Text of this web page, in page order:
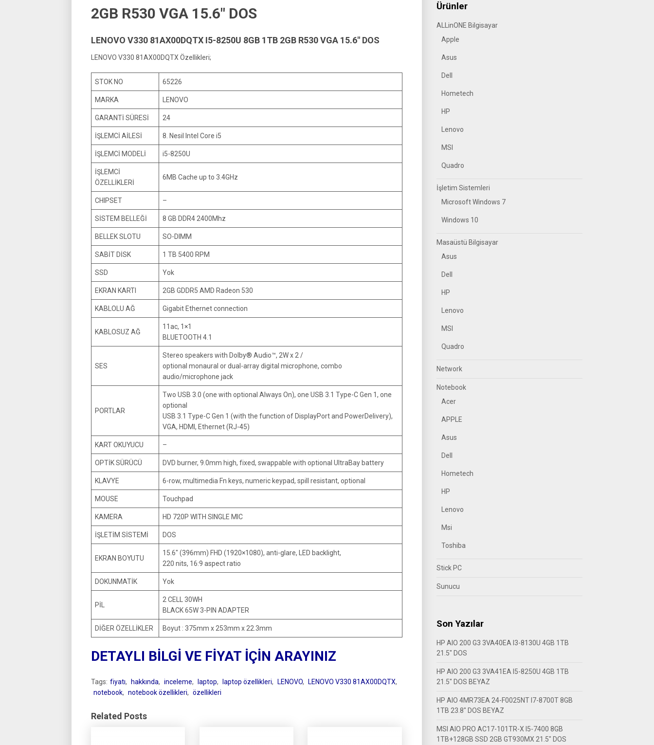
2GB R530 VGA 15.6″ DOS
LENOVO V330 81AX00DQTX I5-8250U 8GB 1TB 2GB R530 VGA 15.6″ DOS
LENOVO V330 81AX00DQTX Özellikleri;
STOK NO 65226
MARKA LENOVO
GARANTİ SÜRESİ 24
İŞLEMCİ AİLESİ 8. Nesil Intel Core i5
İŞLEMCİ MODELİ i5-8250U
İŞLEMCİ
ÖZELLİKLERİ
6MB Cache up to 3.4GHz
CHIPSET –
SİSTEM BELLEĞİ 8 GB DDR4 2400Mhz
BELLEK SLOTU SO-DIMM
SABİT DİSK 1 TB 5400 RPM
SSD Yok
EKRAN KARTI 2GB GDDR5 AMD Radeon 530
KABLOLU AĞ Gigabit Ethernet connection
KABLOSUZ AĞ
11ac, 1×1
BLUETOOTH 4.1
SES
Stereo speakers with Dolby® Audio™, 2W x 2 /
optional monaural or dual-array digital microphone, combo
audio/microphone jack
PORTLAR
Two USB 3.0 (one with optional Always On), one USB 3.1 Type-C Gen 1, one
optional
USB 3.1 Type-C Gen 1 (with the function of DisplayPort and PowerDelivery),
VGA, HDMI, Ethernet (RJ-45)
KART OKUYUCU –
OPTİK SÜRÜCÜ DVD burner, 9.0mm high, fixed, swappable with optional UltraBay battery
KLAVYE 6-row, multimedia Fn keys, numeric keypad, spill resistant, optional
MOUSE Touchpad
KAMERA HD 720P WITH SINGLE MIC
İŞLETİM SİSTEMİ DOS
EKRAN BOYUTU
15.6″ (396mm) FHD (1920×1080), anti-glare, LED backlight,
220 nits, 16:9 aspect ratio
DOKUNMATİK Yok
PİL
2 CELL 30WH
BLACK 65W 3-PIN ADAPTER
DİĞER ÖZELLİKLER Boyut : 375mm x 253mm x 22.3mm
DETAYLI BİLGİ VE FİYAT İÇİN ARAYINIZ
Tags: fiyatı, hakkında, inceleme, laptop, laptop özellikleri, LENOVO, LENOVO V330 81AX00DQTX,
notebook, notebook özellikleri, özellikleri
Related Posts
Ürünler
ALLinONE Bilgisayar
Apple
Asus
Dell
Hometech
HP
Lenovo
MSI
Quadro
İşletim Sistemleri
Microsoft Windows 7
Windows 10
Masaüstü Bilgisayar
Asus
Dell
HP
Lenovo
MSI
Quadro
Network
Notebook
Acer
APPLE
Asus
Dell
Hometech
HP
Lenovo
Msi
Toshiba
Stick PC
Sunucu
Son Yazılar
HP AIO 200 G3 3VA40EA I3-8130U 4GB 1TB
21.5″ DOS
HP AIO 200 G3 3VA41EA I5-8250U 4GB 1TB
21.5″ DOS BEYAZ
HP AIO 4MR73EA 24-F0025NT I7-8700T 8GB
1TB 23.8″ DOS BEYAZ
MSI AIO PRO AC17-101TR-X I5-7400 8GB
1TB+128GB SSD 2GB GT930MX 21.5″ DOS